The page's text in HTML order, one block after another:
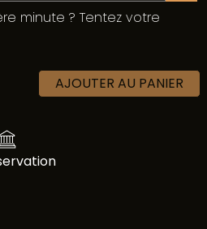
minute ? Tentez votre
AJOUTER AU PANIER